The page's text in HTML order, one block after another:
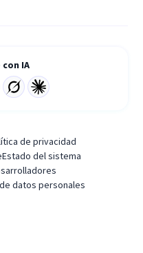
con IA
de privacidad
Estado del sistema
datos personales